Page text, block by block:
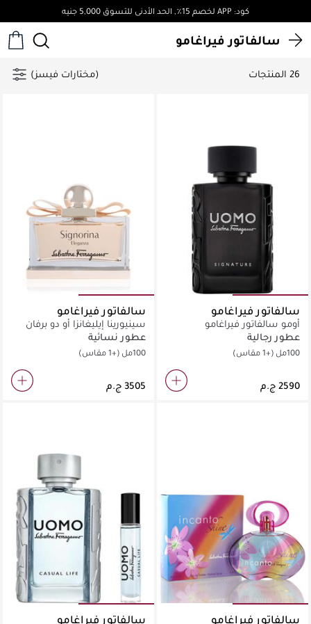
كود: APP لخصم 15٪, الحد الأدنى للتسوق 5,000 جنيه
سالفاتور فيراغامو
26 المنتجات (مختارات فيسز)
سالفاتور فيراغامو
أومو سالفاتور فيراغامو
سيغنيتور أو دو برفان
عطور رجالية
100مل (+1 مقاس)
سالفاتور فيراغامو
سينيورينا إيليغانزا أو دو برفان
عطور نسائية
100مل (+1 مقاس)
سالفاتور فيراغامو سالفاتور فيراغامو